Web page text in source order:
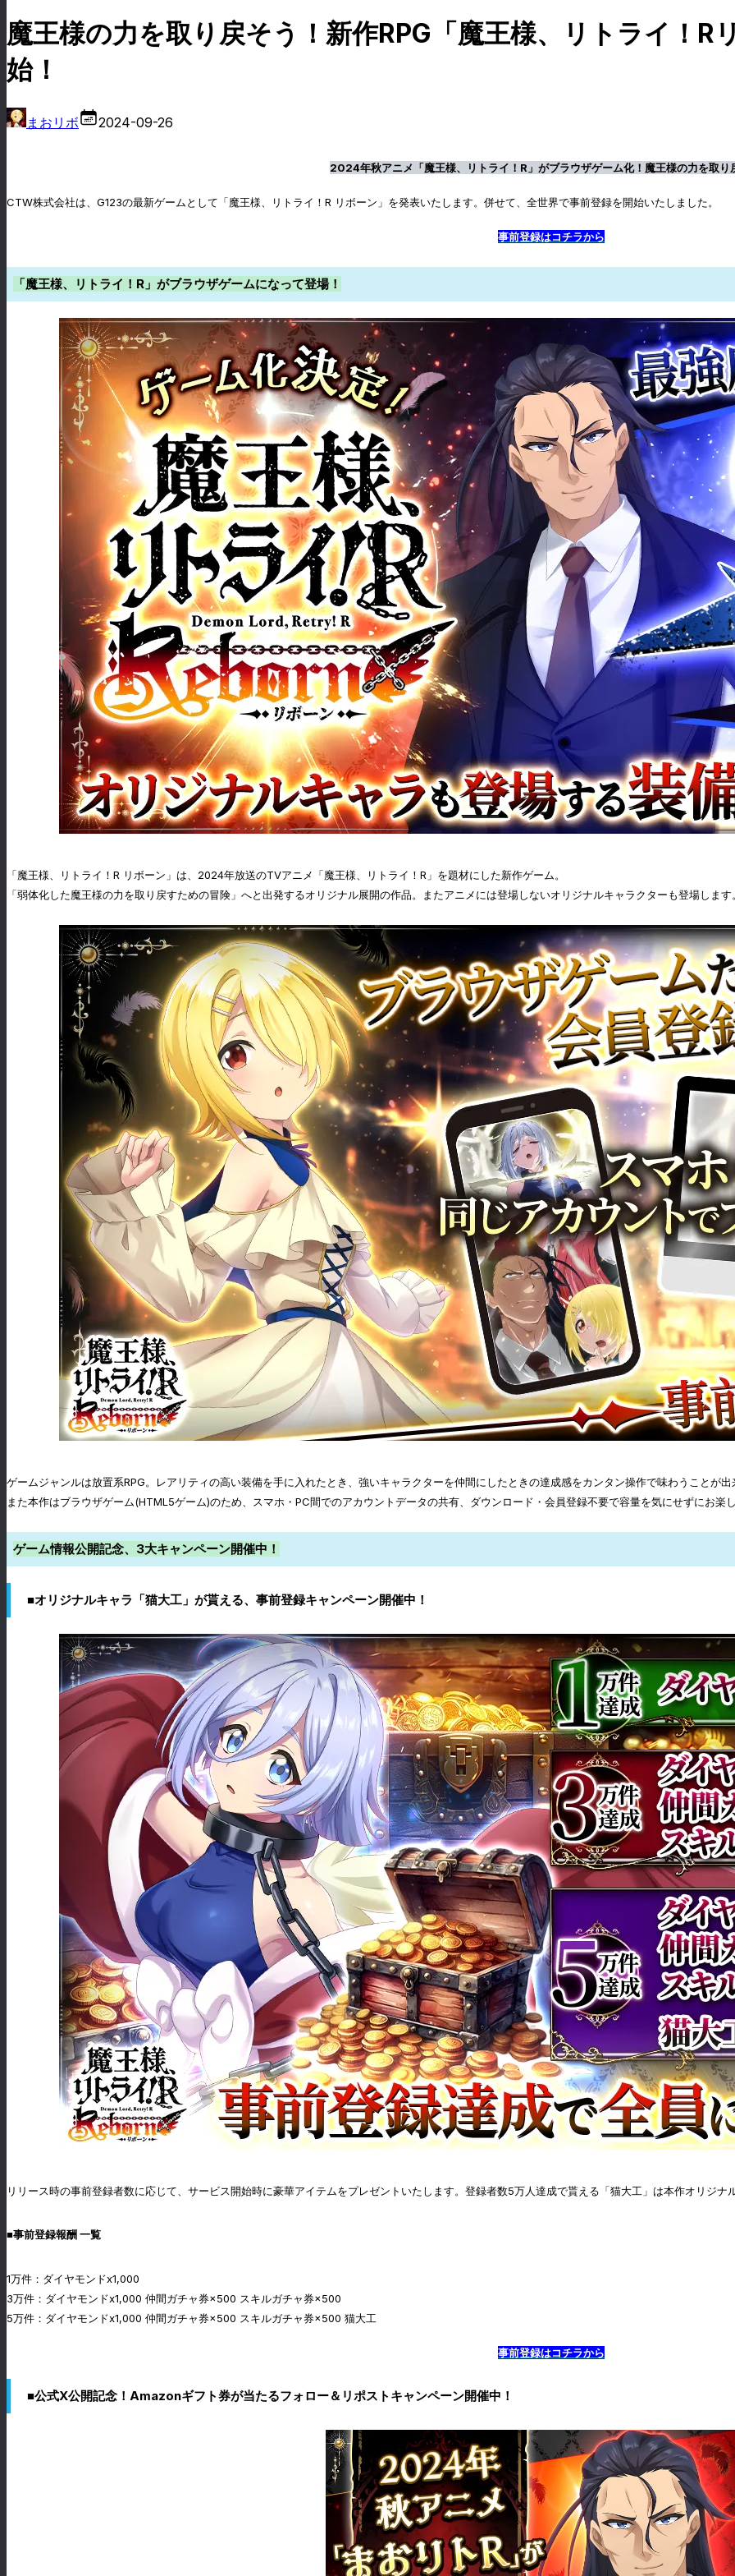
魔王様の力を取り戻そう！新作RPG「魔王様、リトライ！R
始！
まおリボ 2024-09-26
2024年秋アニメ「魔王様、リトライ！R」がブラウザゲーム化！魔王様の力を取り
CTW株式会社は、G123の最新ゲームとして「魔王様、リトライ！R リボーン」を発表いたします。併せて、全世界で事前登録を開始いたしました。
事前登録はコチラから
「魔王様、リトライ！R」がブラウザゲームになって登場！
「魔王様、リトライ！R リボーン」は、2024年放送のTVアニメ「魔王様、リトライ！R」を題材にした新作ゲーム。
「弱体化した魔王様の力を取り戻すための冒険」へと出発するオリジナル展開の作品。またアニメには登場しないオリジナルキャラクターも登場します
ゲームジャンルは放置系RPG。レアリティの高い装備を手に入れたとき、強いキャラクターを仲間にしたときの達成感をカンタン操作で味わうことが出
また本作はブラウザゲーム(HTML5ゲーム)のため、スマホ・PC間でのアカウントデータの共有、ダウンロード・会員登録不要で容量を気にせずにお楽
ゲーム情報公開記念、3️大キャンペーン開催中！
■オリジナルキャラ「猫大工」が貰える、事前登録キャンペーン開催中！
リリース時の事前登録者数に応じて、サービス開始時に豪華アイテムをプレゼントいたします。登録者数5万人達成で貰える「猫大工」は本作オリジ
■事前登録報酬 一覧
1万件：ダイヤモンドx1,000
3万件：ダイヤモンドx1,000 仲間ガチャ券×500 スキルガチャ券×500
5万件：ダイヤモンドx1,000 仲間ガチャ券×500 スキルガチャ券×500 猫大工
事前登録はコチラから
■公式X公開記念！Amazonギフト券が当たるフォロー＆リポストキャンペーン開催中！